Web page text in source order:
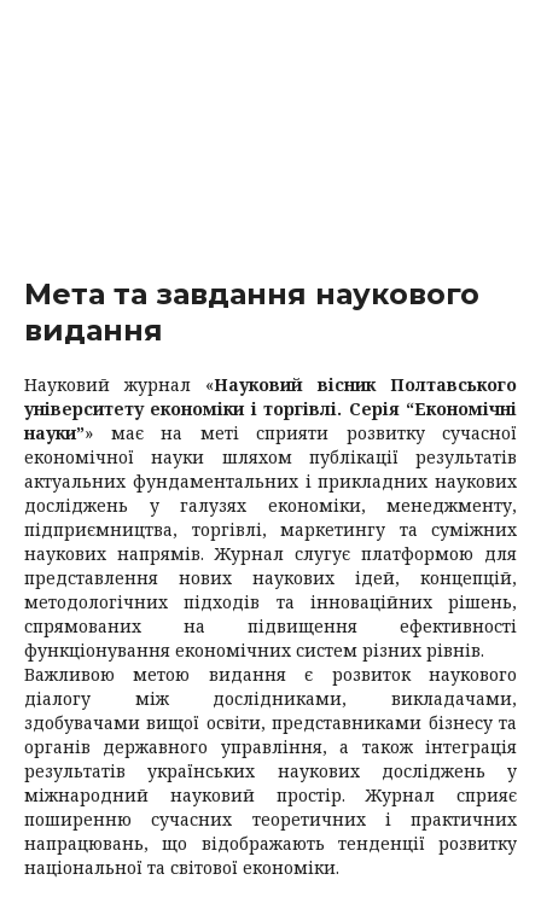
Мета та завдання наукового
видання
Науковий журнал «Науковий вісник Полтавського
університету економіки і торгівлі. Серія “Економічні
науки”» має на меті сприяти розвитку сучасної
економічної науки шляхом публікації результатів
актуальних фундаментальних і прикладних наукових
досліджень у галузях економіки, менеджменту,
підприємництва, торгівлі, маркетингу та суміжних
наукових напрямів. Журнал слугує платформою для
представлення нових наукових ідей, концепцій,
методологічних підходів та інноваційних рішень,
спрямованих на підвищення ефективності
функціонування економічних систем різних рівнів.
Важливою метою видання є розвиток наукового
діалогу між дослідниками, викладачами,
здобувачами вищої освіти, представниками бізнесу та
органів державного управління, а також інтеграція
результатів українських наукових досліджень у
міжнародний науковий простір. Журнал сприяє
поширенню сучасних теоретичних і практичних
напрацювань, що відображають тенденції розвитку
національної та світової економіки.